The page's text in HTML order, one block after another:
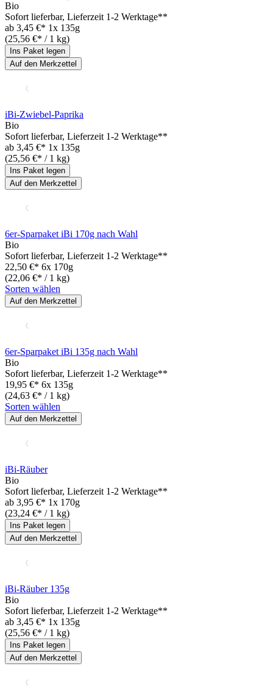
Bio
Sofort lieferbar, Lieferzeit 1-2 Werktage**
ab 3,45 €* 1x 135g
(25,56 €* / 1 kg)
Ins Paket legen
Auf den Merkzettel
iBi-Zwiebel-Paprika
Bio
Sofort lieferbar, Lieferzeit 1-2 Werktage**
ab 3,45 €* 1x 135g
(25,56 €* / 1 kg)
Ins Paket legen
Auf den Merkzettel
6er-Sparpaket iBi 170g nach Wahl
Bio
Sofort lieferbar, Lieferzeit 1-2 Werktage**
22,50 €* 6x 170g
(22,06 €* / 1 kg)
Sorten wählen
Auf den Merkzettel
6er-Sparpaket iBi 135g nach Wahl
Bio
Sofort lieferbar, Lieferzeit 1-2 Werktage**
19,95 €* 6x 135g
(24,63 €* / 1 kg)
Sorten wählen
Auf den Merkzettel
iBi-Räuber
Bio
Sofort lieferbar, Lieferzeit 1-2 Werktage**
ab 3,95 €* 1x 170g
(23,24 €* / 1 kg)
Ins Paket legen
Auf den Merkzettel
iBi-Räuber 135g
Bio
Sofort lieferbar, Lieferzeit 1-2 Werktage**
ab 3,45 €* 1x 135g
(25,56 €* / 1 kg)
Ins Paket legen
Auf den Merkzettel